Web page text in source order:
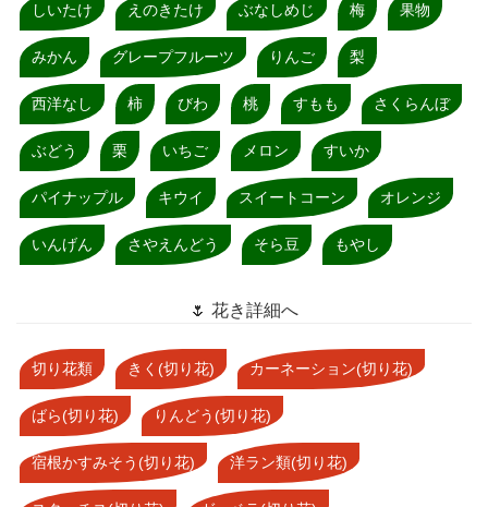
しいたけ えのきたけ ぶなしめじ 梅 果物
みかん グレープフルーツ りんご 梨
西洋なし 柿 びわ 桃 すもも さくらんぼ
ぶどう 栗 いちご メロン すいか
パイナップル キウイ スイートコーン オレンジ
いんげん さやえんどう そら豆 もやし
🌷 花き詳細へ
切り花類 きく(切り花) カーネーション(切り花)
ばら(切り花) りんどう(切り花)
宿根かすみそう(切り花) 洋ラン類(切り花)